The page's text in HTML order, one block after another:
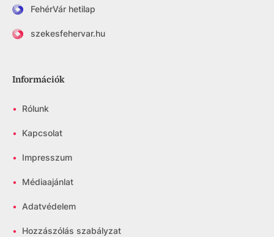
FehérVár hetilap
szekesfehervar.hu
Információk
• Rólunk
• Kapcsolat
• Impresszum
• Médiaajánlat
• Adatvédelem
• Hozzászólás szabályzat